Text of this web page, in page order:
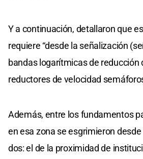
Y a continuación, detallaron que
requiere “desde la señalización
bandas logarítmicas de reducción
reductores de velocidad
Además, entre los fundamentos
en esa zona se esgrimieron
dos: el de la proximidad de